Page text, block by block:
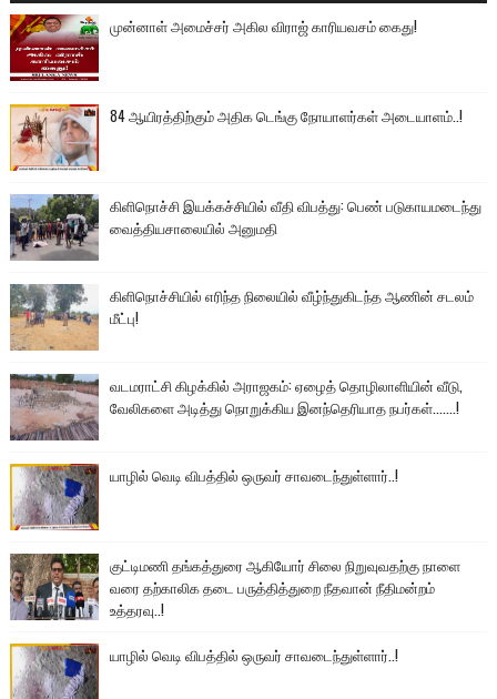
முன்னாள் அமைச்சர் அகில விராஜ் காரியவசம் கைது!
84 ஆயிரத்திற்கும் அதிக டெங்கு நோயாளர்கள் அடையாளம்..!
கிளிநொச்சி இயக்கச்சியில் வீதி விபத்து: பெண் படுகாயமடைந்து
வைத்தியசாலையில் அனுமதி
கிளிநொச்சியில் எரிந்த நிலையில் வீழ்ந்துகிடந்த ஆணின் சடலம்
மீட்பு!
வடமராட்சி கிழக்கில் அராஜகம்: ஏழைத் தொழிலாளியின் வீடு,
வேலிகளை அடித்து நொறுக்கிய இனந்தெரியாத நபர்கள்.......!
யாழில் வெடி விபத்தில் ஒருவர் சாவடைந்துள்ளார்..!
குட்டிமணி தங்கத்துரை ஆகியோர் சிலை நிறுவுவதற்கு நாளை
வரை தற்காலிக தடை பருத்தித்துறை நீதவான் நீதிமன்றம்
உத்தரவு..!
யாழில் வெடி விபத்தில் ஒருவர் சாவடைந்துள்ளார்..!